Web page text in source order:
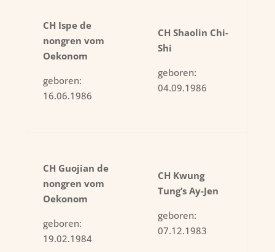
CH Ispe de
nongren vom
Oekonom
geboren:
16.06.1986
CH Shaolin Chi-
Shi
geboren:
04.09.1986
CH Guojian de
nongren vom
Oekonom
geboren:
19.02.1984
CH Kwung
Tung’s Ay-Jen
geboren:
07.12.1983